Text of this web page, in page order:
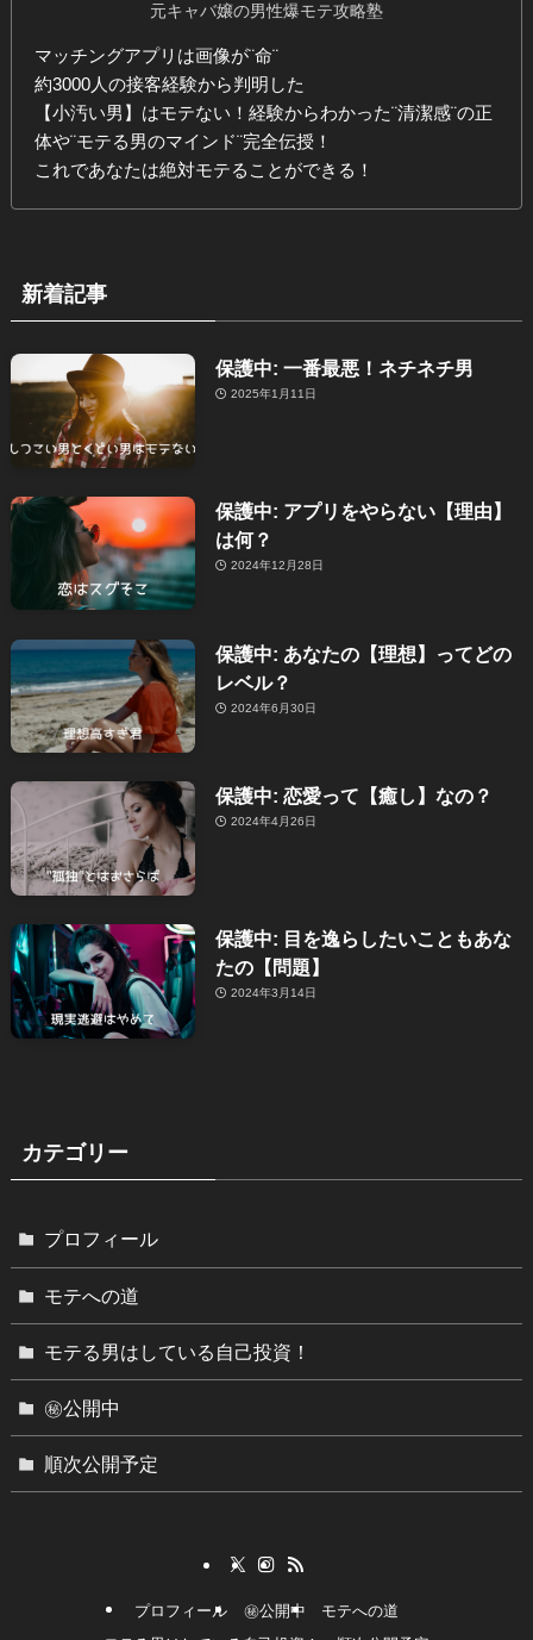
元キャバ嬢の男性爆モテ攻略塾
マッチングアプリは画像が¨命¨
約3000人の接客経験から判明した
【小汚い男】はモテない！経験からわかった¨清潔感¨の正
体や¨モテる男のマインド¨完全伝授！
これであなたは絶対モテることができる！
新着記事
保護中: 一番最悪！ネチネチ男
2025年1月11日
保護中: アプリをやらない【理由】
は何？
2024年12月28日
保護中: あなたの【理想】ってどの
レベル？
2024年6月30日
保護中: 恋愛って【癒し】なの？
2024年4月26日
保護中: 目を逸らしたいこともあな
たの【問題】
2024年3月14日
カテゴリー
プロフィール
モテへの道
モテる男はしている自己投資！
㊙︎公開中
順次公開予定
プロフィール ㊙︎公開中
モテへの道